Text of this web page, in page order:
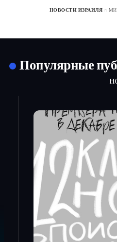
НОВОСТИ ИЗРАИЛЯ 1
Популярные